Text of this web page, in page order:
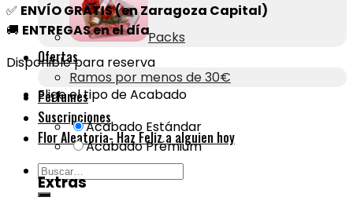
Packs
Ofertas
Ramos por menos de 30€
Perfumes
Suscripciones
Flor Aleatoria- Haz Feliz a alguien hoy
Buscar
por:
✅ ENVÍO GRATIS (en Zaragoza Capital)
🚚 ENTREGAS en el día
Disponible para reserva
Elige el tipo de Acabado
Acabado Estándar
Acabado Prémium
Extras